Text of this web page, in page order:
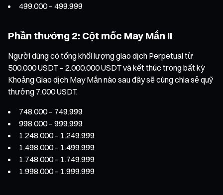
499.000 – 499.999
Phần thưởng 2: Cột mốc May Mắn II
Người dùng có tổng khối lượng giao dịch Perpetual từ
500.000 USDT – 2.000.000 USDT và kết thúc trong bất kỳ
Khoảng Giao dịch May Mắn nào sau đây sẽ cùng chia sẻ quỹ
thưởng 7.000 USDT.
748.000 – 749.999
998.000 – 999.999
1.248.000 – 1.249.999
1.498.000 – 1.499.999
1.748.000 – 1.749.999
1.998.000 – 1.999.999